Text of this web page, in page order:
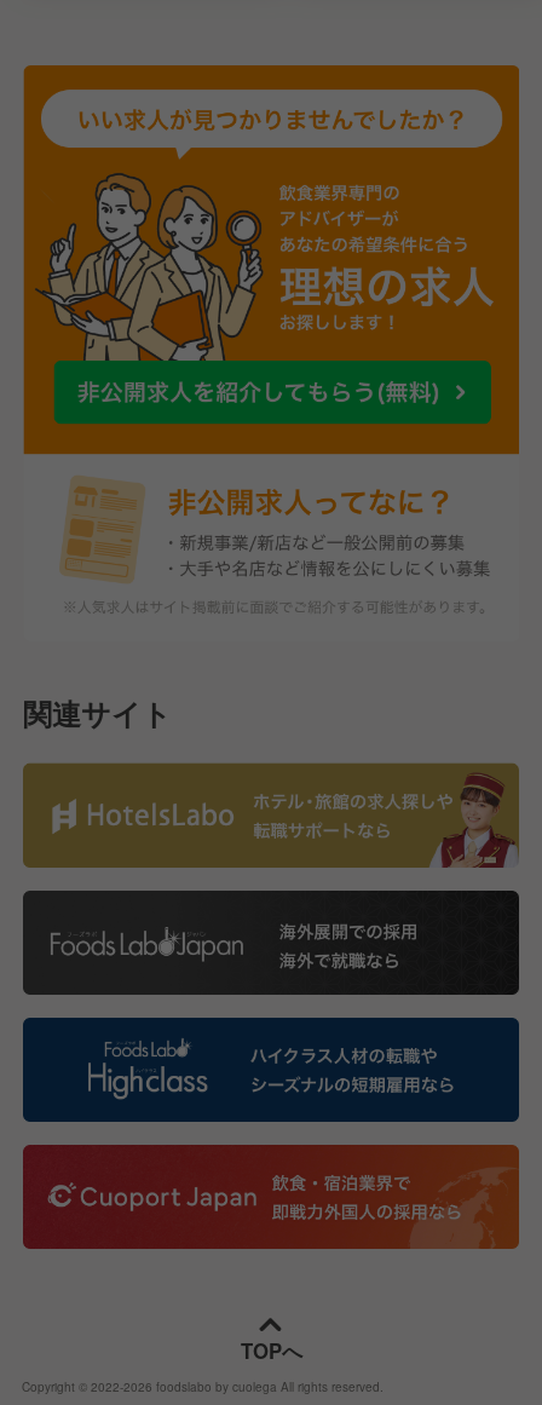
関連サイト
TOPへ
Copyright © 2022-2026 foodslabo by cuolega All rights reserved.